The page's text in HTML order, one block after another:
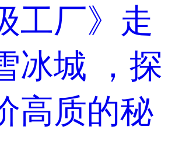
工厂》走
冰城 ，探
高质的秘